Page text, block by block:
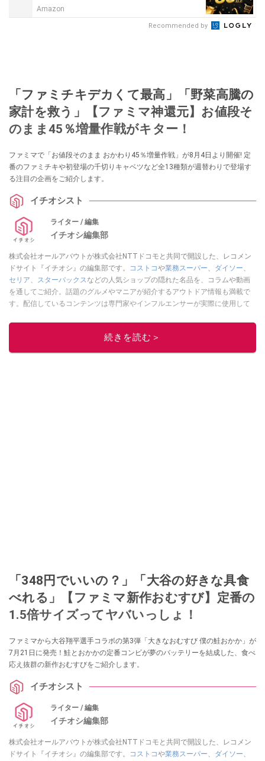
Amazon
Recommended by
「ファミチキデカくて最高」「野菜高騰の
家計を救う」【ファミマ神還元】お値段そ
のまま45％増量作戦がキター！
ファミマで「お値段そのまま おかわり45％増量作戦」が8月4日より開催! 定
番のファミチキや初登場の千切りキャベツなど全13種類が週替わりで登場す
る注目の企画をご紹介します。
イチオシスト
ライター / 編集
イチオシ編集部
株式会社オールアバウトが株式会社NTTドコモと共同で開設した、レコメン
ドサイト『イチオシ』の編集部です。
コストコや業務スーパー ダイソー
セリア
スターバックス などの人気ショップの隠れた名品を、コラムや動画
を通してご紹介。話題のグルメやマニアが紹介するアウトドア情報も満載で
す。配信しているコンテンツは専門家やインフルエンサーが実際に使用して
ニュースでフォロー
続きを読む＞
「348円でいいの？」「大谷の好きな具食
べれる」【ファミマ新作おむすび】定番の
1.5倍サイズってヤバいっしょ！
ファミマから大谷翔平選手コラボの第3弾「大きなおむすび 僕の鮭おかか」が
7月21日に発売！鮭とおかかの定番コンビが夢のバッテリーを結成した、食べ
応え抜群の新作おむすびをご紹介します。
イチオシスト
ライター / 編集
イチオシ編集部
株式会社オールアバウトが株式会社NTTドコモと共同で開設した、レコメン
ドサイト『イチオシ』の編集部です。
コストコや業務スーパー ダイソー